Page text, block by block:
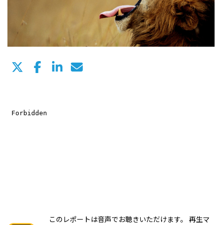
このレポートは音声でお聴きいただけます。 再生マ